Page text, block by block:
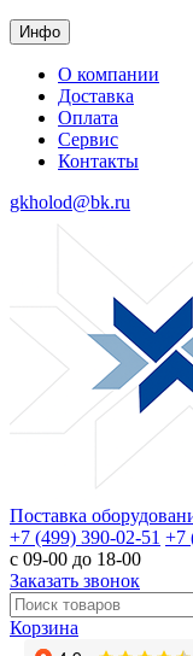
Инфо
О компании
Доставка
Оплата
Сервис
Контакты
gkholod@bk.ru
Поставка
+7 (499) 390-02-51 +7
с 09-00 до 18-00
Заказать звонок
Корзина